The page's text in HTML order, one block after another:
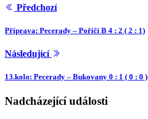
Předchozí
Příprava: Pecerady – Poříčí B 4 : 2 ( 2 : 1)
Následující
13.kolo: Pecerady – Bukovany 0 : 1 ( 0 : 0 )
Nadcházející události